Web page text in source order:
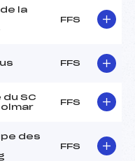
la
FFS
FFS
du SC
FFS
des
FFS